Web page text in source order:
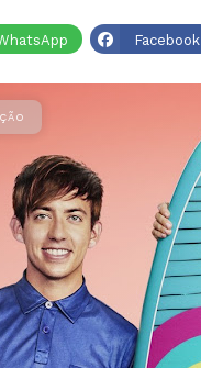
Facebook